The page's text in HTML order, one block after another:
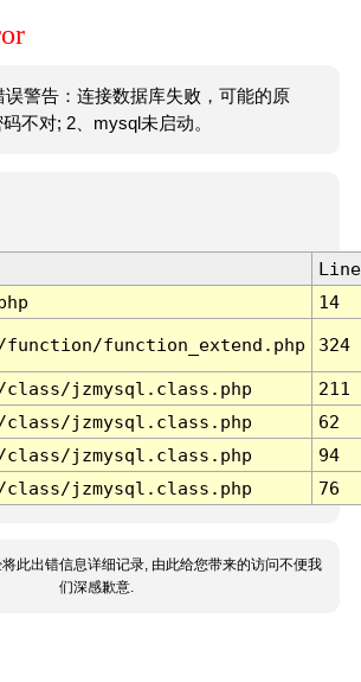
误警告：连接数据库失败，可能的原
不对; 2、mysql未启动。
Line
14
function/function_extend.php 324
class/jzmysql.class.php
211
class/jzmysql.class.php
62
class/jzmysql.class.php
94
class/jzmysql.class.php 76
将此出错信息详细记录, 由此给您带来的访问不便我
们深感歉意.